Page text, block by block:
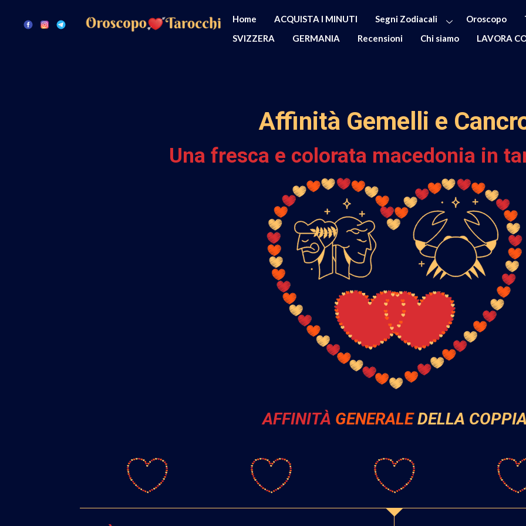
Home ACQUISTA I MINUTI Segni Zodiacali Oroscopo
SVIZZERA
GERMANIA Recensioni Chi siamo LAVORA
Affinità Gemelli e
Una fresca e colorata macedonia in
AFFINITÀ GENERALE DELLA